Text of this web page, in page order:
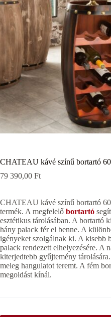
CHATEAU kávé színű bortartó
79 390,00 Ft
CHATEAU kávé színű bortartó
termék. A megfelelő bortartó
esztétikus tárolásában. A bortartó
hány palack fér el benne. A
igényeket szolgálnak ki. A kisebb
palack rendezett elhelyezésére. A
kiterjedtebb gyűjtemény
meleg hangulatot teremt. A fém
megoldást kínál.